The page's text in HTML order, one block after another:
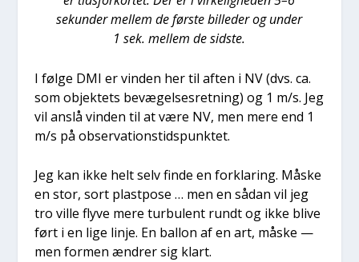
sekun­der mel­lem de før­ste bil­le­der og under
1 sek. mel­lem de sid­ste.
I føl­ge DMI er vin­den her til aften i NV (dvs. ca.
som objek­tets bevæ­gel­ses­ret­ning) og 1 m/s. Jeg
vil anslå vin­den til at være NV, men mere end 1
m/s på obser­va­tion­s­tids­punk­tet.
Jeg kan ikke helt selv fin­de en for­kla­ring. Måske
en stor, sort plast­po­se … men en sådan vil jeg
tro vil­le fly­ve mere tur­bu­lent rundt og ikke bli­ve
ført i en lige linje. En bal­lon af en art, måske —
men for­men ændrer sig klart.